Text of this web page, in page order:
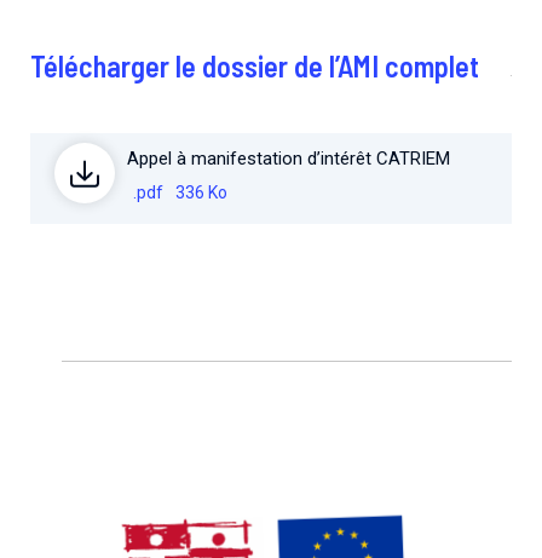
Télécharger le dossier de l’AMI complet
Appel à manifestation d’intérêt CATRIEM
.pdf 336 Ko